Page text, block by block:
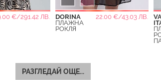
€/291.42 ЛВ.
DORINA
22.00 €/43.03 ЛВ.
ПЛАЖНА
РОКЛЯ
РАЗГЛЕДАЙ ОЩЕ...